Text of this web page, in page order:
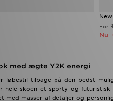
Før
Nu
med ægte Y2K energi
løbestil tilbage på den bedst
hele skoen et sporty og
masser af detaljer og